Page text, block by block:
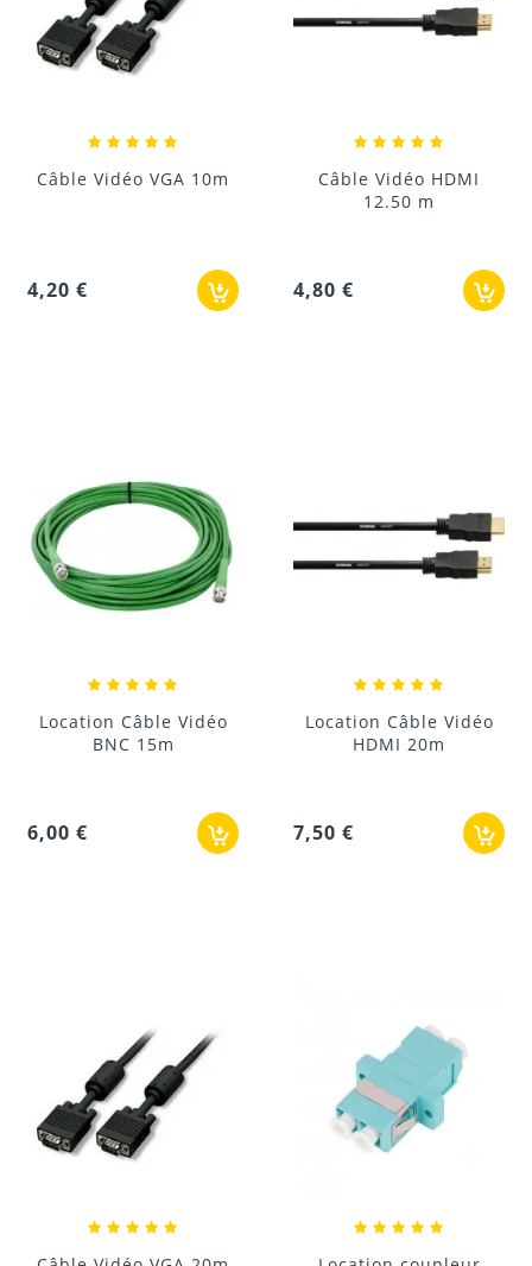
Câble Vidéo VGA 10m
4,20 €
Câble Vidéo HDMI
12.50 m
4,80 €
Location Câble Vidéo
BNC 15m
6,00 €
Location Câble Vidéo
HDMI 20m
7,50 €